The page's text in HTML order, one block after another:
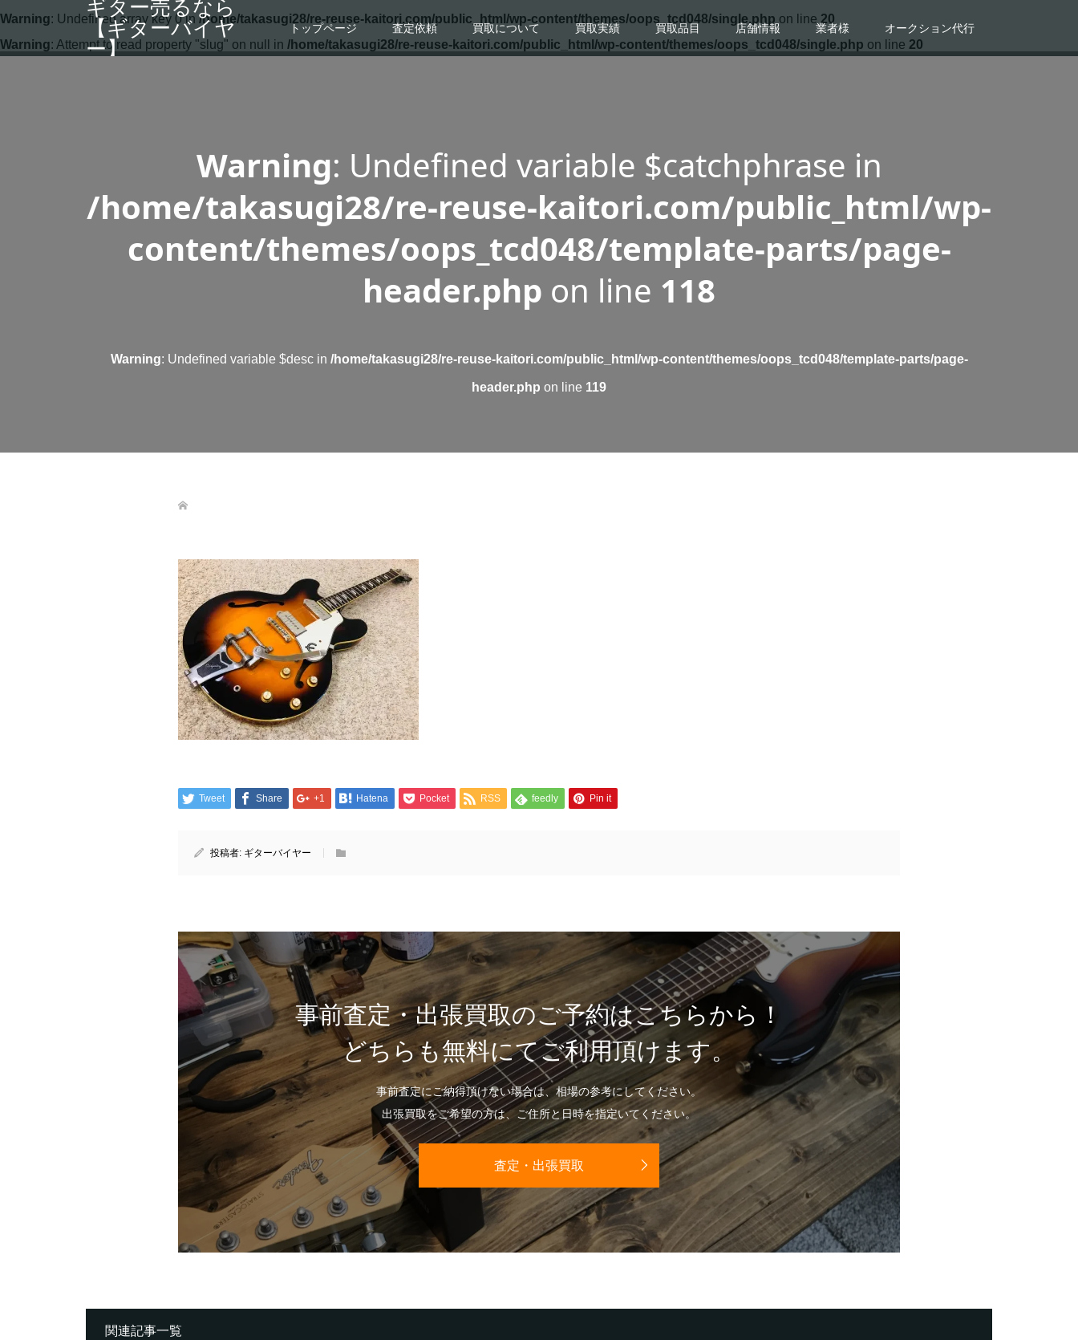
ギター売るなら
【ギターバイヤ
ー】
トップページ 査定依頼 買取について 買取実績 買取品目 店舗情報 業者様 オークション代行
Warning: Undefined array key 0 in /home/takasugi28/re-reuse-kaitori.com/public_html/wp-content/themes/oops_tcd048/single.php on line 20
Warning: Attempt to read property "slug" on null in /home/takasugi28/re-reuse-kaitori.com/public_html/wp-content/themes/oops_tcd048/single.php on line 20
Warning: Undefined variable $catchphrase in
/home/takasugi28/re-reuse-kaitori.com/public_html/wp-
content/themes/oops_tcd048/template-parts/page-
header.php on line 118
Warning: Undefined variable $desc in /home/takasugi28/re-reuse-kaitori.com/public_html/wp-content/themes/oops_tcd048/template-parts/page-
header.php on line 119
Tweet Share +1 Hatena Pocket RSS feedly Pin it
投稿者: ギターバイヤー
事前査定・出張買取のご予約はこちらから！
どちらも無料にてご利用頂けます。
事前査定にご納得頂けない場合は、相場の参考にしてください。
出張買取をご希望の方は、ご住所と日時を指定いてください。
査定・出張買取
関連記事一覧